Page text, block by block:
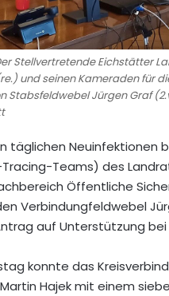
Stellvertretende Eichstätter
und seinen Kameraden für
Stabsfeldwebel Jürgen Graf
täglichen Neuinfektionen
Teams) des
Öffentliche
Verbindungfeldwebel
auf Unterstützung
konnte das
Hajek mit einem